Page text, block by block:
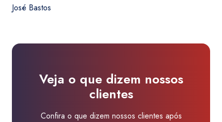
Super
Fortaleza
quantidade
José Bastos
Veja o que dizem nossos
clientes
Confira o que dizem nossos clientes após